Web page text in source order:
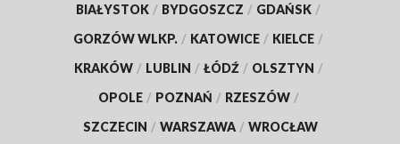
BIAŁYSTOK / BYDGOSZCZ / GDAŃSK /
GORZÓW WLKP. / KATOWICE / KIELCE /
KRAKÓW / LUBLIN / ŁÓDŹ / OLSZTYN /
OPOLE / POZNAŃ / RZESZÓW /
SZCZECIN / WARSZAWA / WROCŁAW